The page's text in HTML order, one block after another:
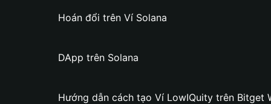
Hoán đổi trên Ví Solana
DApp trên Solana
Hướng dẫn cách tạo Ví LowIQuity trên Bitget